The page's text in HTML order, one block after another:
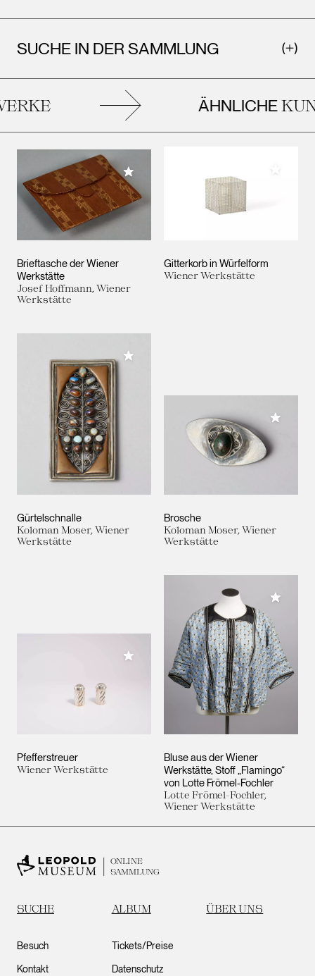
SUCHE IN DER SAMMLUNG
ÄHNLICHE
Brieftasche der Wiener
Werkstätte
Josef Hoffmann, Wiener
Werkstätte
Meiner Sammlung hinzufügen
Gitterkorb in Würfelform
Wiener Werkstätte
Gürtelschnalle
Koloman Moser, Wiener
Werkstätte
Meiner Sammlung hinzufügen
Brosche
Koloman Moser, Wiener
Werkstätte
Meiner
Pfefferstreuer
Wiener Werkstätte
Meiner Sammlung hinzufügen
Bluse aus der Wiener
Werkstätte, Stoff „Flamingo“
von Lotte Frömel-Fochler
Lotte Frömel-Fochler,
Wiener Werkstätte
Meiner
ONLINE
SAMMLUNG
SUCHE ALBUM ÜBER UNS
Besuch
Kontakt
Tickets/Preise
Datenschutz